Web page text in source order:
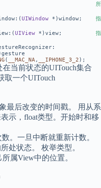
所
UIWindow *)window; 指
UIView *)view;
指
( __MAC_NA, __IPHONE_3_2 );
在当前状态的UITouch集合
取一个UITouch
最后改变的时间戳。 用从系
示，float类型。开始时和移
。一旦中断就重新计数。
处状态。 枚举类型。
属View中的位置。